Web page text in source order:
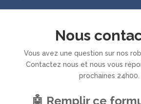
Nous
Vous avez une question sur nos
Contactez nous et nous vous
prochaines 24h00.
🤖 Remplir ce